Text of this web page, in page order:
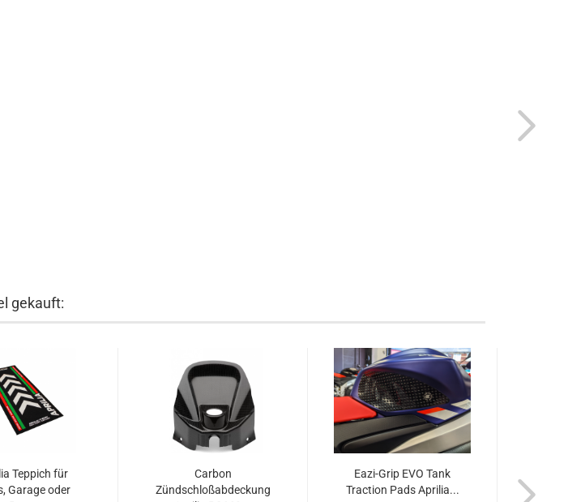
gekauft:
Teppich für
Garage oder
Carbon
Zündschloßabdeckung
Eazi-Grip EVO Tank
Traction Pads Aprilia...